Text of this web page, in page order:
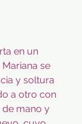
en un
se
y soltura
a otro con
mano y